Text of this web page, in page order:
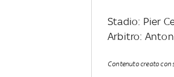
Stadio: Pier
Arbitro:
Contenuto creato con